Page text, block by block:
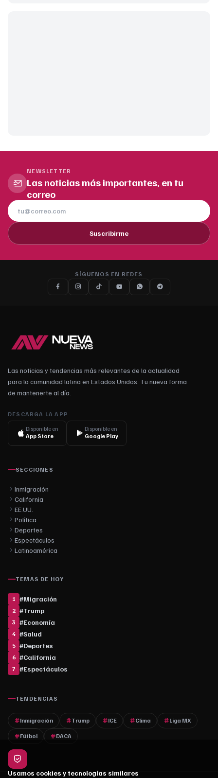
NEWSLETTER
Las noticias más importantes, en tu
correo
Suscribirme
SÍGUENOS EN REDES
Las noticias y tendencias más relevantes de la actualidad
para la comunidad latina en Estados Unidos. Tu nueva forma
de mantenerte al día.
DESCARGA LA APP
Disponible en
App Store
Disponible en
Google Play
SECCIONES
Inmigración
California
EE.UU.
Política
Deportes
Espectáculos
Latinoamérica
TEMAS DE HOY
1 #Migración
2 #Trump
3 #Economía
4 #Salud
5 #Deportes
6 #California
7 #Espectáculos
TENDENCIAS
Inmigración Trump ICE Clima Liga MX
Fútbol DACA
Usamos cookies y tecnologías similares